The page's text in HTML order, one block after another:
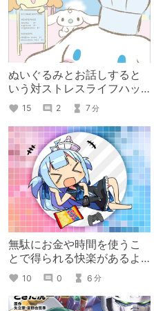
ぬいぐるみとお話しすると
いう対ストレスライフハッ
ク 15 2 7分
無駄にお金や時間を使うこ
とで得られる快楽があるよ
ねって話
10 0 6 分